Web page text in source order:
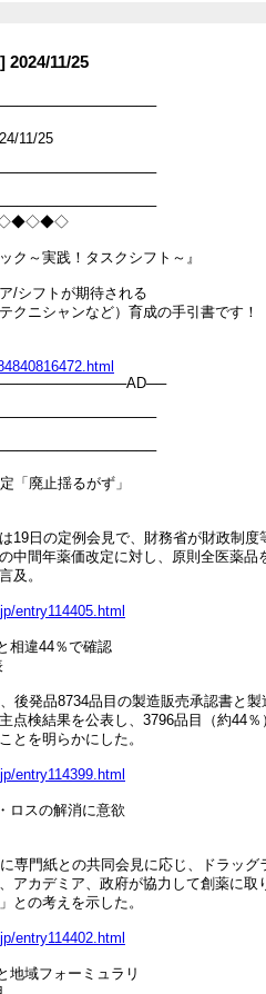
2024/11/25
11/25
◇◆◇◆◇
ク～実践！タスクシフト～』
/シフトが期待される
クニシャンなど）育成の手引書です！
「廃止揺るがず」
日の定例会見で、財務省が財政制度
中間年薬価改定に対し、原則全医薬品
及。
entry114405.html
相違44％で確認
発品8734品目の製造販売承認書と製
点検結果を公表し、3796品目（約44％
とを明らかにした。
entry114399.html
ロスの解消に意欲
門紙との共同会見に応じ、ドラッグ
アカデミア、政府が協力して創薬に取
との考えを示した。
entry114402.html
域フォーミュラリ